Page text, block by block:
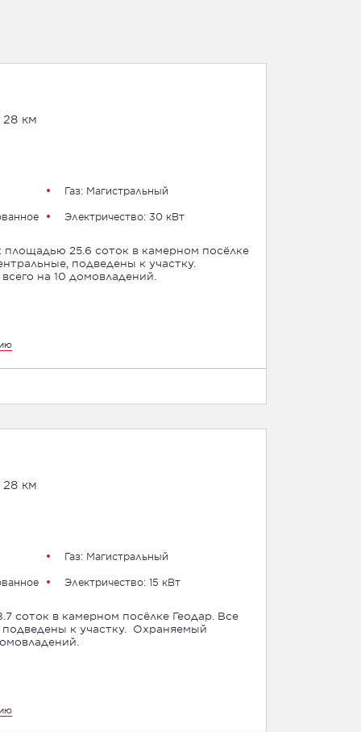
28 км
Газ: Магистральный
Электричество: 30 кВт
25.6 соток в камерном посёлке
подведены к участку.
на 10 домовладений.
28 км
Газ: Магистральный
Электричество: 15 кВт
соток в камерном посёлке Геодар. Все
к участку. Охраняемый